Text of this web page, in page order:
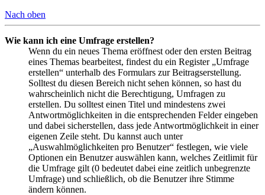
Nach oben
Wie kann ich eine Umfrage erstellen?
Wenn du ein neues Thema eröffnest oder den ersten Beitrag
eines Themas bearbeitest, findest du ein Register „Umfrage
erstellen“ unterhalb des Formulars zur Beitragserstellung.
Solltest du diesen Bereich nicht sehen können, so hast du
wahrscheinlich nicht die Berechtigung, Umfragen zu
erstellen. Du solltest einen Titel und mindestens zwei
Antwortmöglichkeiten in die entsprechenden Felder eingeben
und dabei sicherstellen, dass jede Antwortmöglichkeit in einer
eigenen Zeile steht. Du kannst auch unter
„Auswahlmöglichkeiten pro Benutzer“ festlegen, wie viele
Optionen ein Benutzer auswählen kann, welches Zeitlimit für
die Umfrage gilt (0 bedeutet dabei eine zeitlich unbegrenzte
Umfrage) und schließlich, ob die Benutzer ihre Stimme
ändern können.